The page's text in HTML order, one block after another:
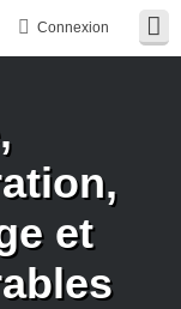
Connexion
et